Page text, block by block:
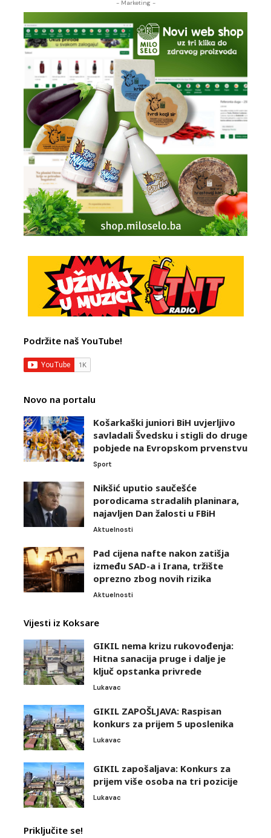
- Marketing -
Podržite naš YouTube!
Novo na portalu
Košarkaški juniori BiH uvjerljivo
savladali Švedsku i stigli do druge
pobjede na Evropskom prvenstvu
Sport
Nikšić uputio saučešće
porodicama stradalih planinara,
najavljen Dan žalosti u FBiH
Aktuelnosti
Pad cijena nafte nakon zatišja
između SAD-a i Irana, tržište
oprezno zbog novih rizika
Aktuelnosti
Vijesti iz Koksare
GIKIL nema krizu rukovođenja:
Hitna sanacija pruge i dalje je
ključ opstanka privrede
Lukavac
GIKIL ZAPOŠLJAVA: Raspisan
konkurs za prijem 5 uposlenika
Lukavac
GIKIL zapošaljava: Konkurs za
prijem više osoba na tri pozicije
Lukavac
Priključite se!